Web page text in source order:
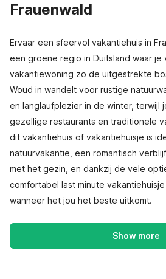
Frauenwald
Ervaar een sfeervol vakantiehuis in
een groene regio in Duitsland waar je
vakantiewoning zo de uitgestrekte
Woud in wandelt voor rustige
en langlaufplezier in de winter, terwijl
gezellige restaurants en traditionele
dit vakantiehuis of vakantiehuisje is
natuurvakantie, een romantisch
met het gezin, en dankzij de vele
comfortabel last minute
wanneer het jou het beste uitkomt.
Show more